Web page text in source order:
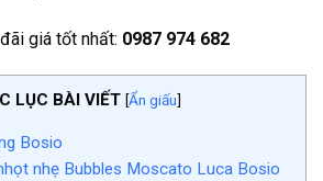
giá tốt nhất: 0987 974 682
LỤC BÀI VIẾT [Ẩn giấu]
Bosio
nhẹ Bubbles Moscato Luca Bosio